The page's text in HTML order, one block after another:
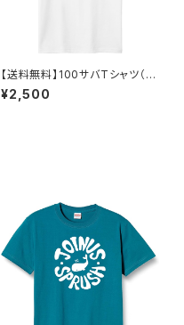
【送料無料】100サバTシャツ（半
袖）
¥2,500